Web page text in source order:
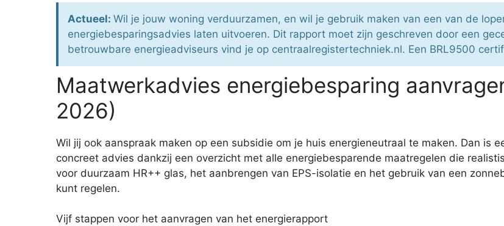
Actueel: Wil je jouw woning verduurzamen, en wil je gebruik maken van een van de
energiebesparingsadvies laten uitvoeren. Dit rapport moet zijn geschreven door een
betrouwbare energieadviseurs vind je op centraalregistertechniek.nl. Een BRL9500
Maatwerkadvies energiebesparing
2026)
Wil jij ook aanspraak maken op een subsidie om je huis energieneutraal te maken. Dan is
concreet advies dankzij een overzicht met alle energiebesparende maatregelen die
voor duurzaam HR++ glas, het aanbrengen van EPS-isolatie en het gebruik van een
kunt regelen.
Vijf stappen voor het aanvragen van het energierapport